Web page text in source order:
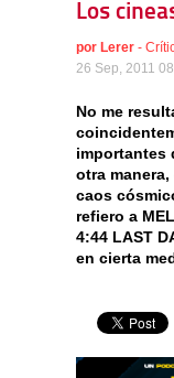
Los
por Lerer -
26 Sep, 2011
No me
importantes
otra
caos
refiero a
4:44 LAST
en cierta